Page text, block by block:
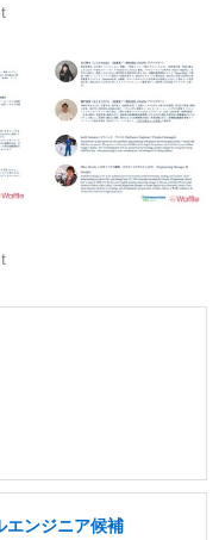
エンジニア候補